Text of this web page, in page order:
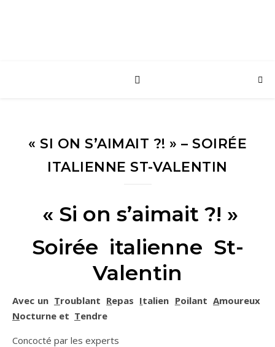
« SI ON S’AIMAIT ?! » – SOIRÉE
ITALIENNE ST-VALENTIN
« Si on s’aimait ?! »
Soirée italienne St-
Valentin
Avec un Troublant Repas Italien PoilantAmoureux
Nocturne et Tendre
Concocté par les experts